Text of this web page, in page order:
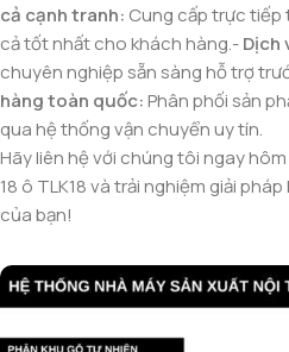
cả cạnh tranh: Cung cấp trực tiếp
cả tốt nhất cho khách hàng.-Dịch
chuyên nghiệp sẵn sàng hỗ trợ
hàng toàn quốc:Phân phối sản
qua hệ thống vận chuyển uy tín.
Hãy liên hệ với chúng tôi ngay
18 ô TLK18 và trải nghiệm giải
của bạn!